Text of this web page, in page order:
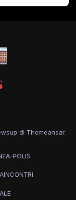
di Themeansar.
POLIS
INCONTRI